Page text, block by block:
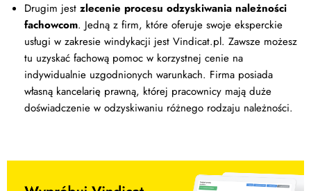
Drugim jest zlecenie procesu odzyskiwania należności
fachowcom. Jedną z firm, które oferuje swoje eksperckie
usługi w zakresie windykacji jest Vindicat.pl. Zawsze możesz
tu uzyskać fachową pomoc w korzystnej cenie na
indywidualnie uzgodnionych warunkach. Firma posiada
własną kancelarię prawną, której pracownicy mają duże
doświadczenie w odzyskiwaniu różnego rodzaju należności.